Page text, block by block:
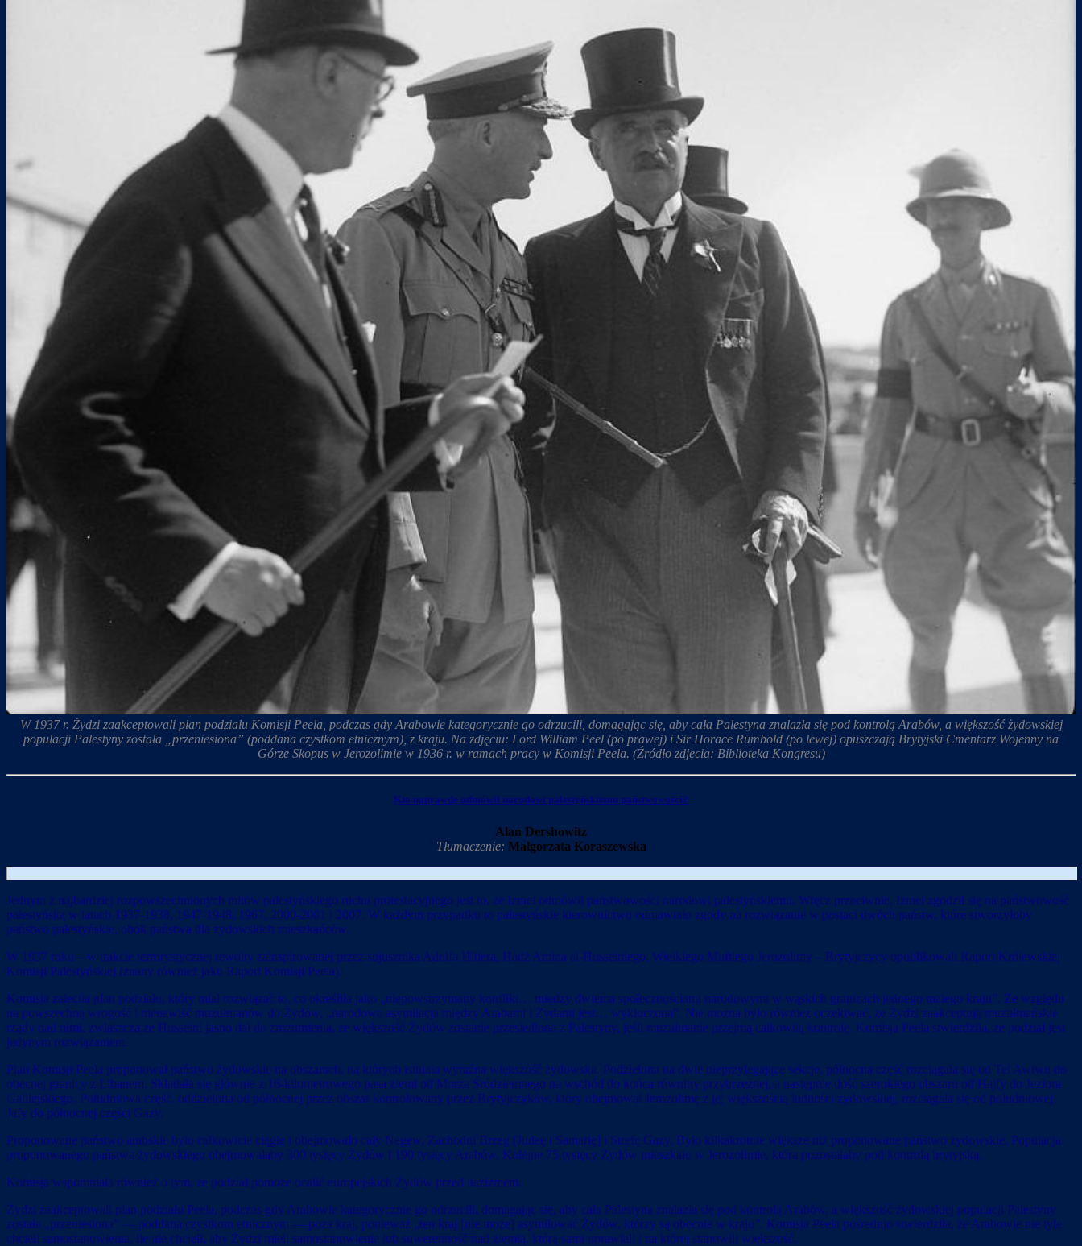
W 1937 r. Żydzi zaakceptowali plan podziału Komisji Peela, podczas gdy Arabowie kategorycznie go odrzucili, domagając się, aby cała Palestyna znalazła się pod kontrolą Arabów, a większość żydowskiej
populacji Palestyny została „przeniesiona” (poddana czystkom etnicznym), z kraju. Na zdjęciu: Lord William Peel (po prawej) i Sir Horace Rumbold (po lewej) opuszczają Brytyjski Cmentarz Wojenny na
Górze Skopus w Jerozolimie w 1936 r. w ramach pracy w Komisji Peela. (Źródło zdjęcia: Biblioteka Kongresu)
Kto naprawdę odmówił narodowi palestyńskiemu państwowości?
Alan Dershowitz
Tłumaczenie: Małgorzata Koraszewska
Jednym z najbardziej rozpowszechnionych mitów palestyńskiego ruchu protestacyjnego jest to, że Izrael odmówił państwowości narodowi palestyńskiemu. Wręcz przeciwnie, Izrael zgodził się na państwowość
palestyńską w latach 1937-1938, 1947-1948, 1967, 2000-2001 i 2007. W każdym przypadku to palestyńskie kierownictwo odmawiało zgody na rozwiązanie w postaci dwóch państw, które stworzyłoby
państwo palestyńskie, obok państwa dla żydowskich mieszkańców.
W 1937 roku – w trakcie terrorystycznej rewolty zainspirowanej przez sojusznika Adolfa Hitlera, Hadż Amina al-Husseiniego, Wielkiego Muftiego Jerozolimy – Brytyjczycy opublikowali Raport Królewskiej
Komisji Palestyńskiej (znany również jako Raport Komisji Peela).
Komisja zaleciła plan podziału, który miał rozwiązać to, co określiła jako „niepowstrzymany konflikt… między dwiema społecznościami narodowymi w wąskich granicach jednego małego kraju”. Ze względu
na powszechną wrogość i nienawiść muzułmanów do Żydów, „narodowa asymilacja między Arabami i Żydami jest… wykluczona”. Nie można było również oczekiwać, że Żydzi zaakceptują muzułmańskie
rządy nad nimi, zwłaszcza że Husseini jasno dał do zrozumienia, że większość Żydów zostanie przesiedlona z Palestyny, jeśli muzułmanie przejmą całkowitą kontrolę. Komisja Peela stwierdziła, że podział jest
jedynym rozwiązaniem.
Plan Komisji Peela proponował państwo żydowskie na obszarach, na których istniała wyraźna większość żydowska. Podzielona na dwie nieprzylegające sekcje, północna część rozciągała się od Tel Awiwu do
obecnej granicy z Libanem. Składała się głównie z 16-kilometrowego pasa ziemi od Morza Śródziemnego na wschód do końca równiny przybrzeżnej, a następnie dość szerokiego obszaru od Hajfy do Jeziora
Galilejskiego. Południowa część, oddzielona od północnej przez obszar kontrolowany przez Brytyjczyków, który obejmował Jerozolimę z jej większością ludności żydowskiej, rozciągała się od południowej
Jafy do północnej części Gazy.
Proponowane państwo arabskie było całkowicie ciągłe i obejmowało cały Negew, Zachodni Brzeg [Judeę i Samarię] i Strefę Gazy. Było kilkakrotnie większe niż proponowane państwo żydowskie. Populacja
proponowanego państwa żydowskiego obejmowałaby 300 tysięcy Żydów i 190 tysięcy Arabów. Kolejne 75 tysięcy Żydów mieszkało w Jerozolimie, która pozostałaby pod kontrolą brytyjską.
Komisja wspomniała również o tym, że podział pomoże ocalić europejskich Żydów przed nazizmem.
Żydzi zaakceptowali plan podziału Peela, podczas gdy Arabowie kategorycznie go odrzucili, domagając się, aby cała Palestyna znalazła się pod kontrolą Arabów, a większość żydowskiej populacji Palestyny
została „przeniesiona” — poddana czystkom etnicznym — poza kraj, ponieważ „ten kraj [nie może] asymilować Żydów, którzy są obecnie w kraju”. Komisja Peela pośrednio stwierdziła, że Arabowie nie tyle
chcieli samostanowienia, ile nie chcieli, aby Żydzi mieli samostanowienie lub suwerenność nad ziemią, którą sami uprawiali i na której stanowili większość.